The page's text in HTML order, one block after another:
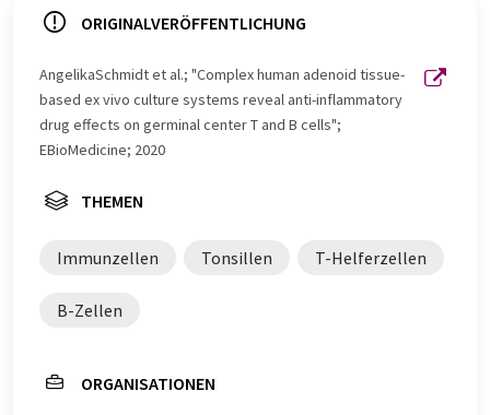
ORIGINALVERÖFFENTLICHUNG
AngelikaSchmidt et al.; "Complex human adenoid tissue-
based ex vivo culture systems reveal anti-inflammatory
drug effects on germinal center T and B cells";
EBioMedicine; 2020
THEMEN
Immunzellen Tonsillen T-Helferzellen
B-Zellen
ORGANISATIONEN